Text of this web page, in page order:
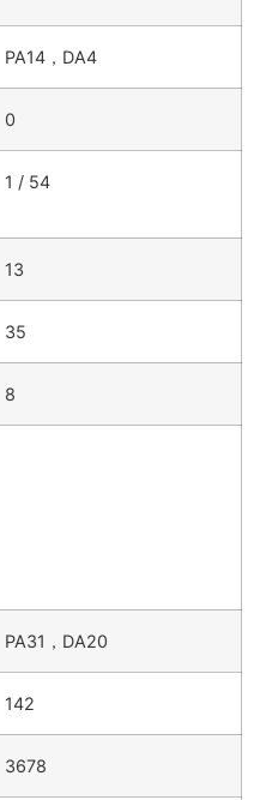
PA14，DA4
0
1 / 54
13
35
8
PA31，DA20
142
3678